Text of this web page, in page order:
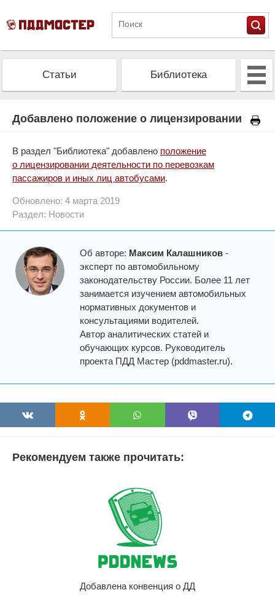
Статьи Библиотека
Проверить штрафы Калькулятор ОСАГО
Добавлено положение о лицензировании
В раздел "Библиотека" добавлено положение
о лицензировании деятельности по перевозкам
пассажиров и иных лиц автобусами.
Обновлено: 4 марта 2019
Раздел: Новости
Об авторе: Максим Калашников -
эксперт по автомобильному
законодательству России. Более 11 лет
занимается изучением автомобильных
нормативных документов и
консультациями водителей.
Автор аналитических статей и
обучающих курсов. Руководитель
проекта ПДД Мастер (pddmaster.ru).
Рекомендуем также прочитать:
Добавлена конвенция о ДД